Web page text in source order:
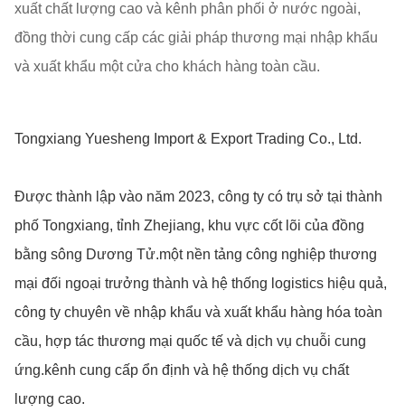
xuất chất lượng cao và kênh phân phối ở nước ngoài,
đồng thời cung cấp các giải pháp thương mại nhập khẩu
và xuất khẩu một cửa cho khách hàng toàn cầu.
Tongxiang Yuesheng Import & Export Trading Co., Ltd.
Được thành lập vào năm 2023, công ty có trụ sở tại thành
phố Tongxiang, tỉnh Zhejiang, khu vực cốt lõi của đồng
bằng sông Dương Tử.một nền tảng công nghiệp thương
mại đối ngoại trưởng thành và hệ thống logistics hiệu quả,
công ty chuyên về nhập khẩu và xuất khẩu hàng hóa toàn
cầu, hợp tác thương mại quốc tế và dịch vụ chuỗi cung
ứng.kênh cung cấp ổn định và hệ thống dịch vụ chất
lượng cao.